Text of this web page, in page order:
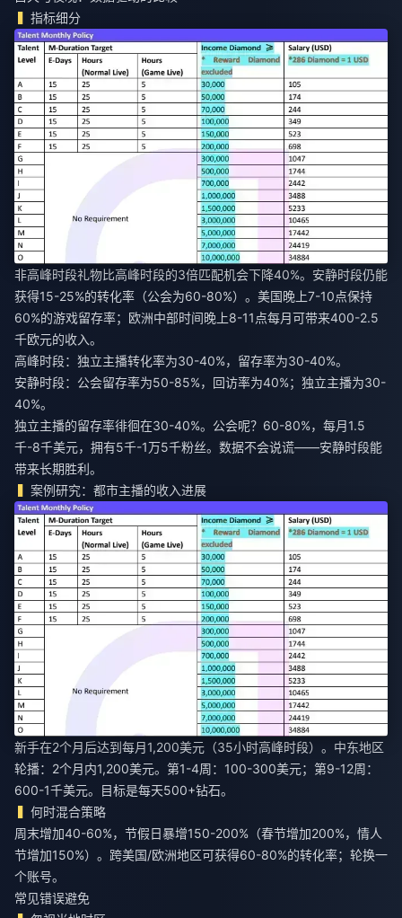
指标细分
非高峰时段礼物比高峰时段的3倍匹配机会下降40%。安静时段仍能
获得15-25%的转化率（公会为60-80%）。美国晚上7-10点保持
60%的游戏留存率；欧洲中部时间晚上8-11点每月可带来400-2.5
千欧元的收入。
高峰时段：独立主播转化率为30-40%，留存率为30-40%。
安静时段：公会留存率为50-85%，回访率为40%；独立主播为30-
40%。
独立主播的留存率徘徊在30-40%。公会呢？60-80%，每月1.5
千-8千美元，拥有5千-1万5千粉丝。数据不会说谎——安静时段能
带来长期胜利。
案例研究：都市主播的收入进展
新手在2个月后达到每月1,200美元（35小时高峰时段）。中东地区
轮播：2个月内1,200美元。第1-4周：100-300美元；第9-12周：
600-1千美元。目标是每天500+钻石。
何时混合策略
周末增加40-60%，节假日暴增150-200%（春节增加200%，情人
节增加150%）。跨美国/欧洲地区可获得60-80%的转化率；轮换一
个账号。
常见错误避免